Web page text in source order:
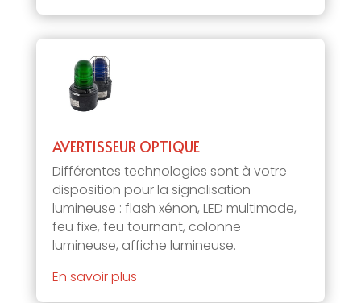
AVERTISSEUR OPTIQUE
Différentes technologies sont à votre
disposition pour la signalisation
lumineuse : flash xénon, LED multimode,
feu fixe, feu tournant, colonne
lumineuse, affiche lumineuse.
En savoir plus